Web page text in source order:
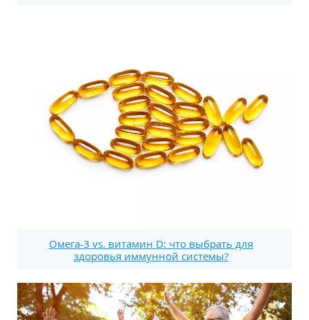
Омега-3 vs. витамин D: что выбрать для
здоровья иммунной системы?